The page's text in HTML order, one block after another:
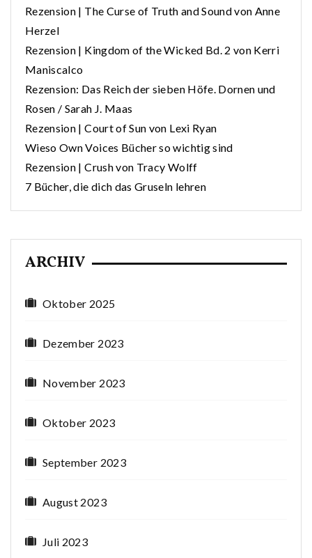
Rezension | The Curse of Truth and Sound von Anne
Herzel
Rezension | Kingdom of the Wicked Bd. 2 von Kerri
Maniscalco
Rezension: Das Reich der sieben Höfe. Dornen und
Rosen / Sarah J. Maas
Rezension | Court of Sun von Lexi Ryan
Wieso Own Voices Bücher so wichtig sind
Rezension | Crush von Tracy Wolff
7 Bücher, die dich das Gruseln lehren
ARCHIV
Oktober 2025
Dezember 2023
November 2023
Oktober 2023
September 2023
August 2023
Juli 2023